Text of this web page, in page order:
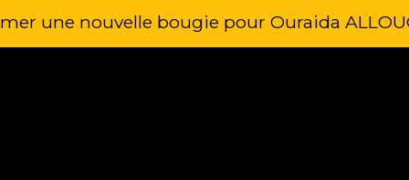
une nouvelle bougie pour Ouraida